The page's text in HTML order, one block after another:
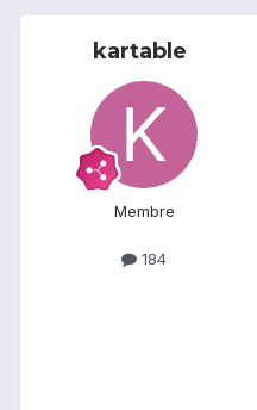
kartable
Membre
184